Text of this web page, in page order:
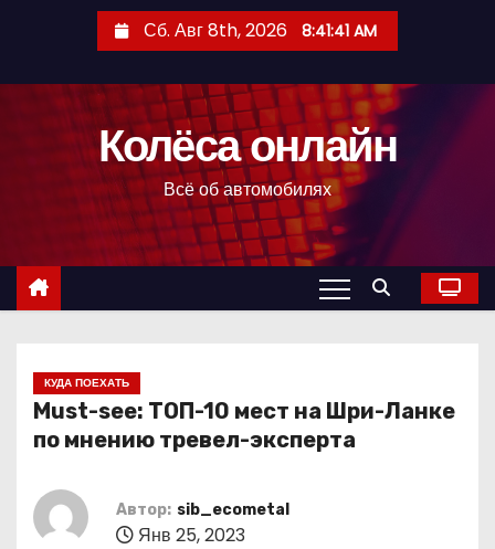
с
Сб. Авг 8th, 2026 8:41:42 AM
Колёса онлайн
Всё об автомобилях
КУДА ПОЕХАТЬ
Must-see: ТОП-10 мест на Шри-Ланке
по мнению тревел-эксперта
Автор: sib_ecometal
Янв 25, 2023